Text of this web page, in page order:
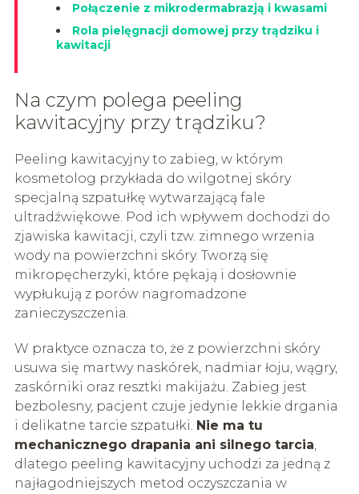
Połączenie z mikrodermabrazją i kwasami
Rola pielęgnacji domowej przy trądziku i
kawitacji
Na czym polega peeling
kawitacyjny przy trądziku?
Peeling kawitacyjny to zabieg, w którym
kosmetolog przykłada do wilgotnej skóry
specjalną szpatułkę wytwarzającą fale
ultradźwiękowe. Pod ich wpływem dochodzi do
zjawiska kawitacji, czyli tzw. zimnego wrzenia
wody na powierzchni skóry. Tworzą się
mikropęcherzyki, które pękają i dosłownie
wypłukują z porów nagromadzone
zanieczyszczenia.
W praktyce oznacza to, że z powierzchni skóry
usuwa się martwy naskórek, nadmiar łoju, wągry,
zaskórniki oraz resztki makijażu. Zabieg jest
bezbolesny, pacjent czuje jedynie lekkie drgania
i delikatne tarcie szpatułki. Nie ma tu
mechanicznego drapania ani silnego tarcia,
dlatego peeling kawitacyjny uchodzi za jedną z
najłagodniejszych metod oczyszczania w